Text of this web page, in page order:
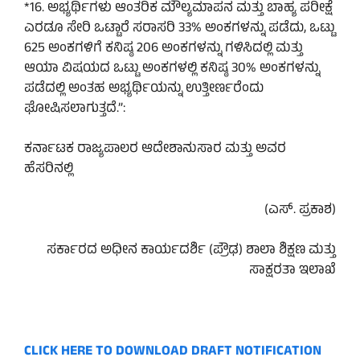
*16. ಅಭ್ಯರ್ಥಿಗಳು ಆಂತರಿಕ ಮೌಲ್ಯಮಾಪನ ಮತ್ತು ಬಾಹ್ಯ ಪರೀಕ್ಷೆ
ಎರಡೂ ಸೇರಿ ಒಟ್ಟಾರೆ ಸರಾಸರಿ 33% ಅಂಕಗಳನ್ನು ಪಡೆದು, ಒಟ್ಟು
625 ಅಂಕಗಳಿಗೆ ಕನಿಷ್ಠ 206 ಅಂಕಗಳನ್ನು ಗಳಿಸಿದಲ್ಲಿ ಮತ್ತು
ಆಯಾ ವಿಷಯದ ಒಟ್ಟು ಅಂಕಗಳಲ್ಲಿ ಕನಿಷ್ಠ 30% ಅಂಕಗಳನ್ನು
ಪಡೆದಲ್ಲಿ ಅಂತಹ ಅಭ್ಯರ್ಥಿಯನ್ನು ಉತ್ತೀರ್ಣರೆಂದು
ಘೋಷಿಸಲಾಗುತ್ತದೆ.”:
ಕರ್ನಾಟಕ ರಾಜ್ಯಪಾಲರ ಆದೇಶಾನುಸಾರ ಮತ್ತು ಅವರ
ಹೆಸರಿನಲ್ಲಿ
(ಎಸ್. ಪ್ರಕಾಶ)
ಸರ್ಕಾರದ ಅಧೀನ ಕಾರ್ಯದರ್ಶಿ (ಪ್ರೌಢ) ಶಾಲಾ ಶಿಕ್ಷಣ ಮತ್ತು
ಸಾಕ್ಷರತಾ ಇಲಾಖೆ
CLICK HERE TO DOWNLOAD DRAFT NOTIFICATION